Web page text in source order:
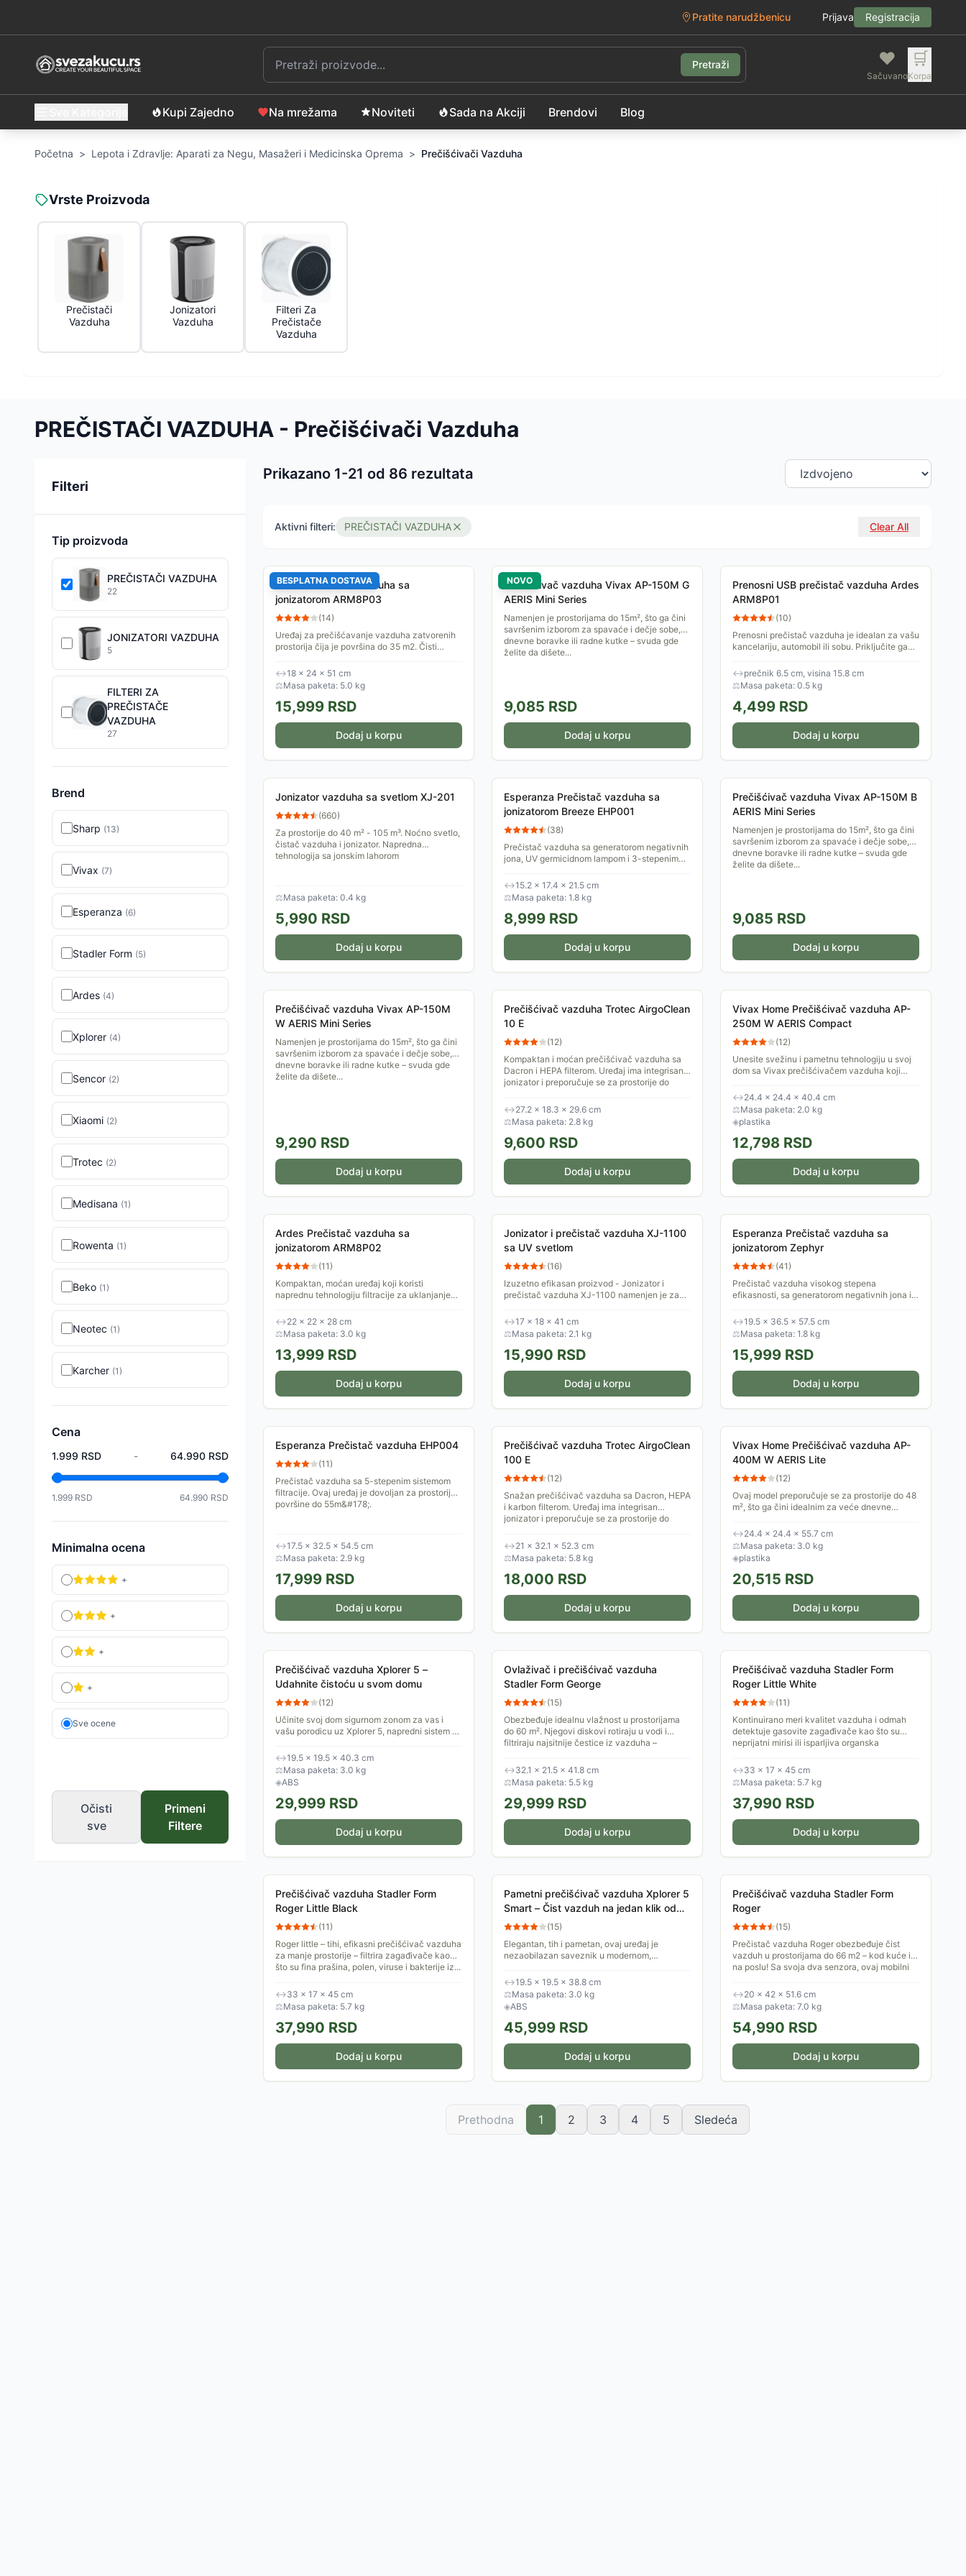
Pratite narudžbenicu Prijava Registracija
Pretraži ❤️
Sačuvano
🛒
Korpa
Kupi Zajedno Na mrežama Noviteti Sada na Akciji Brendovi Blog
Početna > Lepota i Zdravlje: Aparati za Negu, Masažeri i Medicinska Oprema > Prečišćivači Vazduha
Vrste Proizvoda
Prečistači
Vazduha
Jonizatori
Vazduha
Filteri Za
Prečistače
Vazduha
PREČISTAČI VAZDUHA - Prečišćivači Vazduha
Filteri
Tip proizvoda
PREČISTAČI VAZDUHA
22
JONIZATORI VAZDUHA
5
FILTERI ZA
PREČISTAČE
VAZDUHA
27
Brend
Sharp (13)
Vivax (7)
Esperanza (6)
Stadler Form (5)
Ardes (4)
Xplorer (4)
Sencor (2)
Xiaomi (2)
Trotec (2)
Medisana (1)
Rowenta (1)
Beko (1)
Neotec (1)
Karcher (1)
Cena
1.999 RSD - 64.990 RSD
1.999 RSD 64.990 RSD
Minimalna ocena
+
+
+
+
Sve ocene
Očisti
sve
Primeni
Filtere
Prikazano 1-21 od 86 rezultata
Sortiranje proizvoda
Aktivni filteri: PREČISTAČI VAZDUHA Clear All
BESPLATNA DOSTAVA
Ardes Prečistač vazduha sa
jonizatorom ARM8P03
(14)
Uređaj za prečišćavanje vazduha zatvorenih
prostorija čija je površina do 35 m2. Čisti
HEPA filter,...
↔18 × 24 × 51 cm
⚖Masa paketa: 5.0 kg
15,999 RSD
Dodaj u korpu
NOVO
Prečišćivač vazduha Vivax AP-150M G
AERIS Mini Series
Namenjen je prostorijama do 15m², što ga čini
savršenim izborom za spavaće i dečje sobe,
dnevne boravke ili radne kutke – svuda gde
želite da dišete...
9,085 RSD
Dodaj u korpu
Prenosni USB prečistač vazduha Ardes
ARM8P01
(10)
Prenosni prečistač vazduha je idealan za vašu
kancelariju, automobil ili sobu. Priključite ga
ubrzo...
↔prečnik 6.5 cm, visina 15.8 cm
⚖Masa paketa: 0.5 kg
4,499 RSD
Dodaj u korpu
Jonizator vazduha sa svetlom XJ-201
(660)
Za prostorije do 40 m² - 105 m³. Noćno svetlo,
čistač vazduha i jonizator. Napredna
tehnologija sa jonskim lahorom
⚖Masa paketa: 0.4 kg
5,990 RSD
Dodaj u korpu
Esperanza Prečistač vazduha sa
jonizatorom Breeze EHP001
(38)
Prečistač vazduha sa generatorom negativnih
jona, UV germicidnom lampom i 3-stepenim
prostoriju...
↔15.2 × 17.4 × 21.5 cm
⚖Masa paketa: 1.8 kg
8,999 RSD
Dodaj u korpu
Prečišćivač vazduha Vivax AP-150M B
AERIS Mini Series
Namenjen je prostorijama do 15m², što ga čini
savršenim izborom za spavaće i dečje sobe,
dnevne boravke ili radne kutke – svuda gde
želite da dišete...
9,085 RSD
Dodaj u korpu
Prečišćivač vazduha Vivax AP-150M
W AERIS Mini Series
Namenjen je prostorijama do 15m², što ga čini
savršenim izborom za spavaće i dečje sobe,
dnevne boravke ili radne kutke – svuda gde
želite da dišete...
9,290 RSD
Dodaj u korpu
Prečišćivač vazduha Trotec AirgoClean
10 E
(12)
Kompaktan i moćan prečišćivač vazduha sa
Dacron i HEPA filterom. Uređaj ima integrisan
jonizator i preporučuje se za prostorije do
↔27.2 × 18.3 × 29.6 cm
⚖Masa paketa: 2.8 kg
9,600 RSD
Dodaj u korpu
Vivax Home Prečišćivač vazduha AP-
250M W AERIS Compact
(12)
Unesite svežinu i pametnu tehnologiju u svoj
dom sa Vivax prečišćivačem vazduha koji
inteligentne funkcije....
↔24.4 × 24.4 × 40.4 cm
⚖Masa paketa: 2.0 kg
◈plastika
12,798 RSD
Dodaj u korpu
Ardes Prečistač vazduha sa
jonizatorom ARM8P02
(11)
Kompaktan, moćan uređaj koji koristi
naprednu tehnologiju filtracije za uklanjanje
vazduha. Opremljen...
↔22 × 22 × 28 cm
⚖Masa paketa: 3.0 kg
13,999 RSD
Dodaj u korpu
Jonizator i prečistač vazduha XJ-1100
sa UV svetlom
(16)
Izuzetno efikasan proizvod - Jonizator i
prečistač vazduha XJ-1100 namenjen je za
poslovnim objektima
↔17 × 18 × 41 cm
⚖Masa paketa: 2.1 kg
15,990 RSD
Dodaj u korpu
Esperanza Prečistač vazduha sa
jonizatorom Zephyr
(41)
Prečistač vazduha visokog stepena
efikasnosti, sa generatorom negativnih jona i
dovoljan za prostoriju...
↔19.5 × 36.5 × 57.5 cm
⚖Masa paketa: 1.8 kg
15,999 RSD
Dodaj u korpu
Esperanza Prečistač vazduha EHP004
(11)
Prečistač vazduha sa 5-stepenim sistemom
filtracije. Ovaj uređaj je dovoljan za prostoriju
površine do 55m&#178;.
↔17.5 × 32.5 × 54.5 cm
⚖Masa paketa: 2.9 kg
17,999 RSD
Dodaj u korpu
Prečišćivač vazduha Trotec AirgoClean
100 E
(12)
Snažan prečišćivač vazduha sa Dacron, HEPA
i karbon filterom. Uređaj ima integrisan
jonizator i preporučuje se za prostorije do
↔21 × 32.1 × 52.3 cm
⚖Masa paketa: 5.8 kg
18,000 RSD
Dodaj u korpu
Vivax Home Prečišćivač vazduha AP-
400M W AERIS Lite
(12)
Ovaj model preporučuje se za prostorije do 48
m², što ga čini idealnim za veće dnevne
svuda gde želite...
↔24.4 × 24.4 × 55.7 cm
⚖Masa paketa: 3.0 kg
◈plastika
20,515 RSD
Dodaj u korpu
Prečišćivač vazduha Xplorer 5 –
Udahnite čistoću u svom domu
(12)
Učinite svoj dom sigurnom zonom za vas i
vašu porodicu uz Xplorer 5, napredni sistem za
nevidljive...
↔19.5 × 19.5 × 40.3 cm
⚖Masa paketa: 3.0 kg
◈ABS
29,999 RSD
Dodaj u korpu
Ovlaživač i prečišćivač vazduha
Stadler Form George
(15)
Obezbeđuje idealnu vlažnost u prostorijama
do 60 m². Njegovi diskovi rotiraju u vodi i
filtriraju najsitnije čestice iz vazduha –
↔32.1 × 21.5 × 41.8 cm
⚖Masa paketa: 5.5 kg
29,999 RSD
Dodaj u korpu
Prečišćivač vazduha Stadler Form
Roger Little White
(11)
Kontinuirano meri kvalitet vazduha i odmah
detektuje gasovite zagađivače kao što su
neprijatni mirisi ili isparljiva organska
↔33 × 17 × 45 cm
⚖Masa paketa: 5.7 kg
37,990 RSD
Dodaj u korpu
Prečišćivač vazduha Stadler Form
Roger Little Black
(11)
Roger little – tihi, efikasni prečišćivač vazduha
za manje prostorije – filtrira zagađivače kao
što su fina prašina, polen, viruse i bakterije iz...
↔33 × 17 × 45 cm
⚖Masa paketa: 5.7 kg
37,990 RSD
Dodaj u korpu
Pametni prečišćivač vazduha Xplorer 5
Smart – Čist vazduh na jedan klik od
vas
(15)
Elegantan, tih i pametan, ovaj uređaj je
nezaobilazan saveznik u modernom,
sigurnom zonom uz napredni sistem...
↔19.5 × 19.5 × 38.8 cm
⚖Masa paketa: 3.0 kg
◈ABS
45,999 RSD
Dodaj u korpu
Prečišćivač vazduha Stadler Form
Roger
(15)
Prečistač vazduha Roger obezbeđuje čist
vazduh u prostorijama do 66 m2 – kod kuće i
na poslu! Sa svoja dva senzora, ovaj mobilni
↔20 × 42 × 51.6 cm
⚖Masa paketa: 7.0 kg
54,990 RSD
Dodaj u korpu
Prethodna 1 2 3 4 5 Sledeća